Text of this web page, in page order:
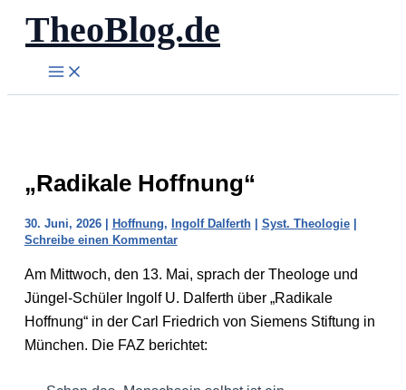
Zum
Inhalt
springen
TheoBlog.de
„Radikale Hoffnung“
30. Juni, 2026 | Hoffnung, Ingolf Dalferth| Syst. Theologie|
Schreibe einen Kommentar
Am Mittwoch, den 13. Mai, sprach der Theologe und
Jüngel-Schüler Ingolf U. Dalferth über „Radikale
Hoffnung“ in der Carl Friedrich von Siemens Stiftung in
München. Die FAZ berichtet: